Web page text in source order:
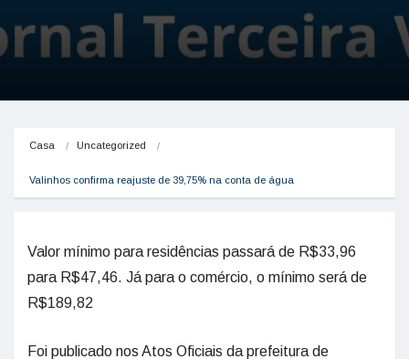
Casa Uncategorized
Valinhos confirma reajuste de 39,75% na conta de água
Valor mínimo para residências passará de R$33,96
para R$47,46. Já para o comércio, o mínimo será de
R$189,82
Foi publicado nos Atos Oficiais da prefeitura de